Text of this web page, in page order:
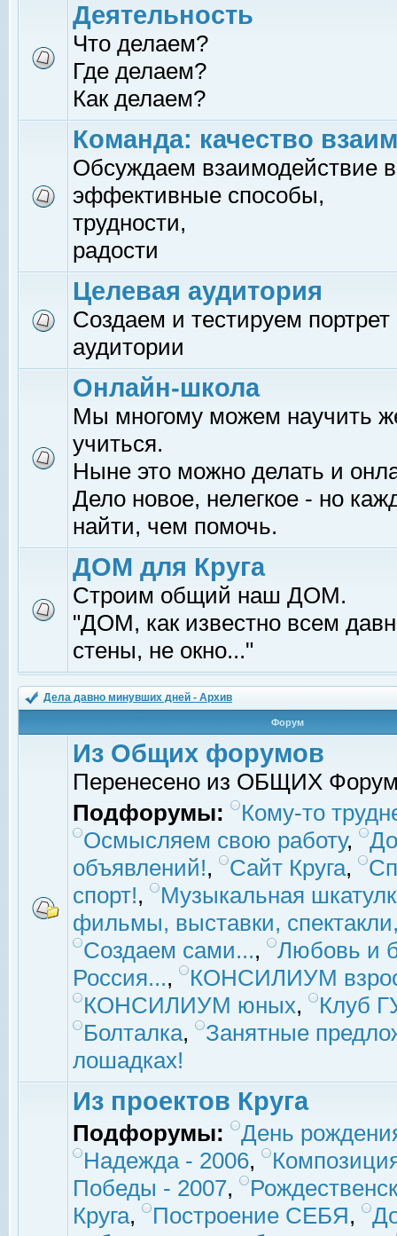
Деятельность
Что делаем?
Где делаем?
Как делаем?
Команда: качество
Обсуждаем взаимодействие
эффективные способы,
трудности,
радости
Целевая аудитория
Создаем и тестируем
аудитории
Онлайн-школа
Мы многому можем научить
учиться.
Ныне это можно делать и
Дело новое, нелегкое - но
найти, чем помочь.
ДОМ для Круга
Строим общий наш ДОМ.
"ДОМ, как известно всем
стены, не окно..."
Дела давно минувших дней - Архив
Форум
Из Общих форумов
Перенесено из ОБЩИХ
Подфорумы:
Кому-то
Осмысляем свою работу,
объявлений!, Сайт Круга,
спорт!,
Музыкальная
фильмы, выставки,
Создаем сами...,
Любовь и
Россия...,
КОНСИЛИУМ
КОНСИЛИУМ юных,
Клуб
Болталка,
Занятные
лошадках!
Из проектов Круга
Подфорумы:
День
Надежда - 2006,
Победы - 2007,
Круга, Построение СЕБЯ,